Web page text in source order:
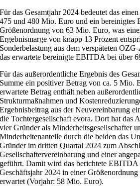
Für das Gesamtjahr 2024 bedeutet das
475 und 480 Mio. Euro und ein
Größenordnung von 63 Mio. Euro, was
Ergebnismarge von knapp 13 Prozent
Sonderbelastung aus dem verspäteten
das erwartete bereinigte EBITDA bei über
Für das außerordentliche Ergebnis des
Summe ein positiver Betrag von ca. 5 Mio.
erwartete Betrag enthält neben
Strukturmaßnahmen und
Ergebnisbeitrag aus der Neuvereinbarung
die Tochtergesellschaft evora. Dort hat das
vier Gründer als Minderheitsgesellschafter
Minderheitenanteile durch die beiden das
Gründer im dritten Quartal 2024 zum
Gesellschaftervereinbarung und einer
geführt. Damit wird das berichtete EBITDA
Geschäftsjahr 2024 in einer
erwartet (Vorjahr: 58 Mio. Euro).